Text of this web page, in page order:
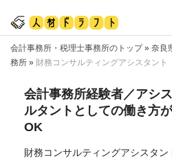
会計事務所・税理士事務所のトップ» 奈良
務所 » 財務コンサルティングアシスタント
会計事務所経験者／アシ
ルタントとしての働き方
OK
財務コンサルティングアシスタン